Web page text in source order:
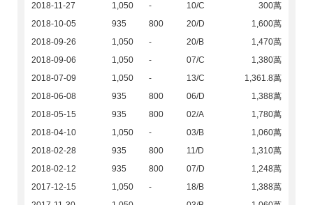
2018-11-27
1,050 - 10/C
300萬
2018-10-05
935 800 20/D
1,600萬
2018-09-26
1,050 - 20/B
1,470萬
2018-09-06
1,050 - 07/C
1,380萬
2018-07-09
1,050 - 13/C
1,361.8萬
2018-06-08
935 800 06/D
1,388萬
2018-05-15
935 800 02/A
1,780萬
2018-04-10
1,050 - 03/B
1,060萬
2018-02-28
935 800 11/D
1,310萬
2018-02-12
935 800 07/D
1,248萬
2017-12-15
1,050 - 18/B
1,388萬